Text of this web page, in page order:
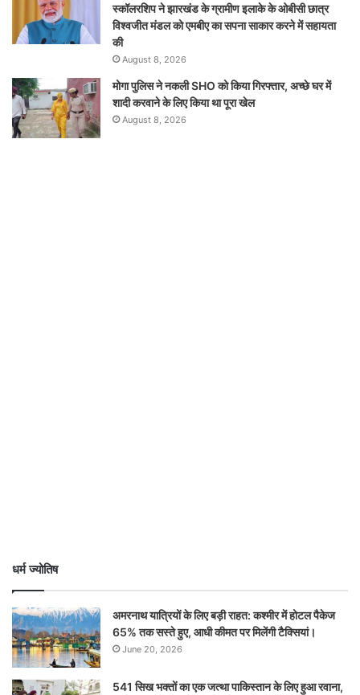
स्कॉलरशिप ने झारखंड के ग्रामीण इलाके के ओबीसी छात्र
विश्वजीत मंडल को एमबीए का सपना साकार करने में सहायता
की
August 8, 2026
मोगा पुलिस ने नकली SHO को किया गिरफ्तार, अच्छे घर में
शादी करवाने के लिए किया था पूरा खेल
August 8, 2026
धर्म ज्योतिष
अमरनाथ यात्रियों के लिए बड़ी राहत: कश्मीर में होटल पैकेज
65% तक सस्ते हुए, आधी कीमत पर मिलेंगी टैक्सियां।
June 20, 2026
541 सिख भक्तों का एक जत्था पाकिस्तान के लिए हुआ रवाना,